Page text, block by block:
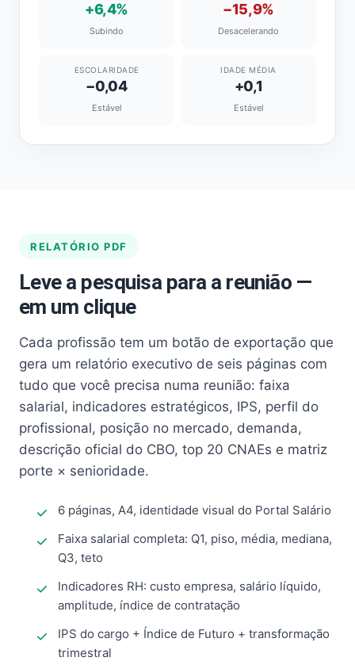
+6,4%
Subindo
−15,9%
Desacelerando
ESCOLARIDADE
−0,04
Estável
IDADE MÉDIA
+0,1
Estável
RELATÓRIO PDF
Leve a pesquisa para a reunião —
em um clique
Cada profissão tem um botão de exportação que
gera um relatório executivo de seis páginas com
tudo que você precisa numa reunião: faixa
salarial, indicadores estratégicos, IPS, perfil do
profissional, posição no mercado, demanda,
descrição oficial do CBO, top 20 CNAEs e matriz
porte × senioridade.
6 páginas, A4, identidade visual do Portal Salário
Faixa salarial completa: Q1, piso, média, mediana,
Q3, teto
Indicadores RH: custo empresa, salário líquido,
amplitude, índice de contratação
IPS do cargo + Índice de Futuro + transformação
trimestral